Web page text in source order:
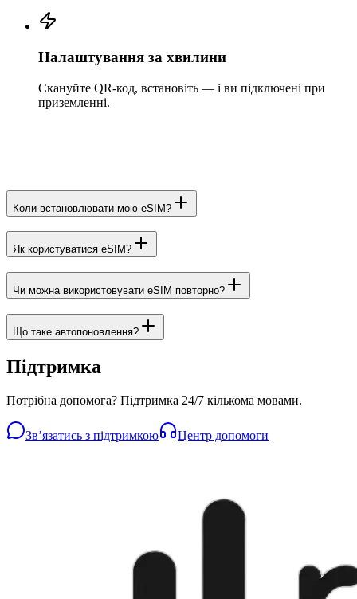
Налаштування за хвилини
Скануйте QR-код, встановіть — і ви підключені при
приземленні.
Коли встановлювати мою eSIM?
Як користуватися eSIM?
Чи можна використовувати eSIM повторно?
Що таке автопоновлення?
Підтримка
Потрібна допомога? Підтримка 24/7 кількома мовами.
Звʼязатись з підтримкою Центр допомоги